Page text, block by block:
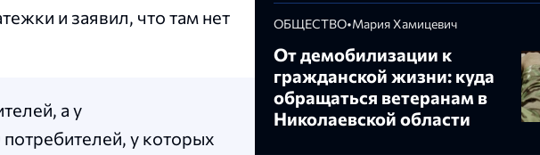
и заявил, что там нет
а у
у которых
ОБЩЕСТВО•Мария Хамицевич
От демобилизации к
гражданской жизни: куда
обращаться ветеранам в
Николаевской области